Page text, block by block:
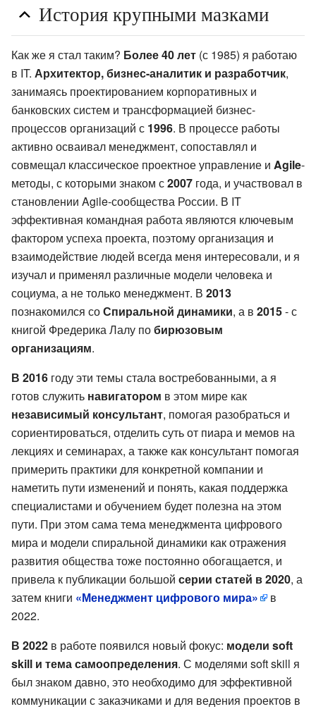
История крупными мазками
Как же я стал таким? Более 40 лет (с 1985) я работаю
в IT. Архитектор, бизнес-аналитик и разработчик,
занимаясь проектированием корпоративных и
банковских систем и трансформацией бизнес-
процессов организаций с 1996. В процессе работы
активно осваивал менеджмент, сопоставлял и
совмещал классическое проектное управление и Agile-
методы, с которыми знаком с2007 года, и участвовал в
становлении Agile-сообщества России. В IT
эффективная командная работа являются ключевым
фактором успеха проекта, поэтому организация и
взаимодействие людей всегда меня интересовали, и я
изучал и применял различные модели человека и
социума, а не только менеджмент. В 2013
познакомился соСпиральной динамики, а в 2015- с
книгой Фредерика Лалу побирюзовым
организациям.
В 2016 году эти темы стала востребованными, а я
готов служить навигатором в этом мире как
независимый консультант, помогая разобраться и
сориентироваться, отделить суть от пиара и мемов на
лекциях и семинарах, а также как консультант помогая
примерить практики для конкретной компании и
наметить пути изменений и понять, какая поддержка
специалистами и обучением будет полезна на этом
пути. При этом сама тема менеджмента цифрового
мира и модели спиральной динамики как отражения
развития общества тоже постоянно обогащается, и
привела к публикации большой серии статей в 2020, а
затем книги «Менеджмент цифрового мира»
в
2022.
В 2022 в работе появился новый фокус: модели soft
skill и тема самоопределения. С моделями soft skill я
был знаком давно, это необходимо для эффективной
коммуникации с заказчиками и для ведения проектов в